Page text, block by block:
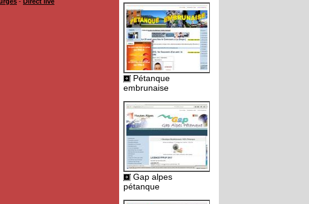
Pétanque
embrunaise
Gap alpes
pétanque